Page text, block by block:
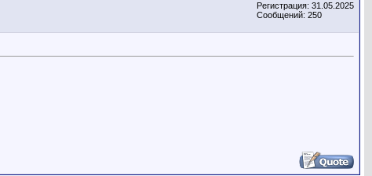
Регистрация: 31.05.2025
Сообщений: 250